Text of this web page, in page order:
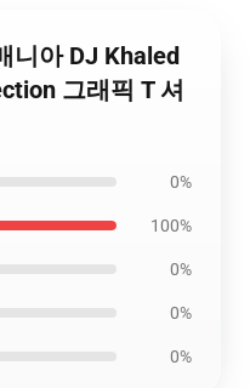
니아 DJ Khaled
그래픽 T 셔
0%
100%
0%
0%
0%